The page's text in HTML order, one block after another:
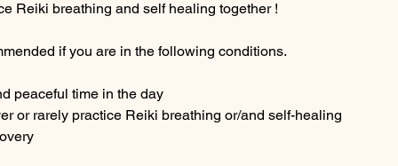
Reiki breathing and self healing together !
if you are in the following conditions.
peaceful time in the day
or rarely practice Reiki breathing or/and self-healing